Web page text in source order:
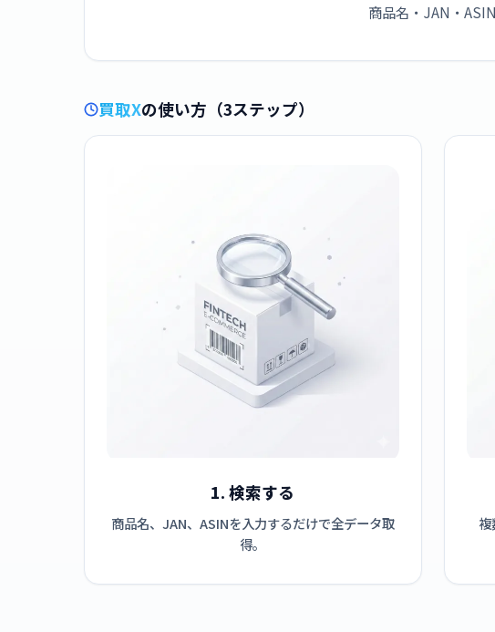
商品名・JAN・
買取Xの使い方（3ステップ）
1. 検索する
商品名、JAN、ASINを入力するだけで全データ取
得。